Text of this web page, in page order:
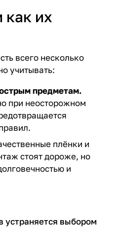
как их
всего несколько
учитывать:
предметам.
при неосторожном
плёнки и
стоят дороже, но
и
устраняется выбором